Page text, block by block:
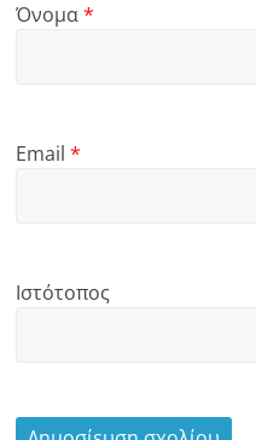
Όνομα*
Email*
Ιστότοπος